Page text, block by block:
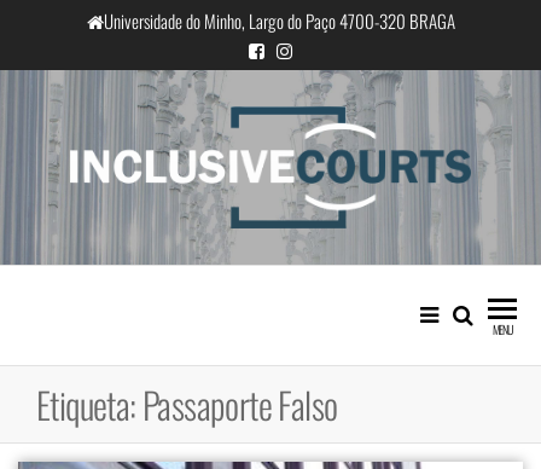
o
conteúdo
Universidade do Minho, Largo do Paço 4700-320 BRAGA
InclusiveCourts
Igualdade e diferença cultural na
prática judicial portuguesa
MENU
Etiqueta:Passaporte Falso